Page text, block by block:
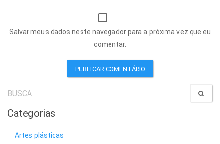
Salvar meus dados neste navegador para a próxima vez que eu
comentar.
Categorias
Artes plásticas